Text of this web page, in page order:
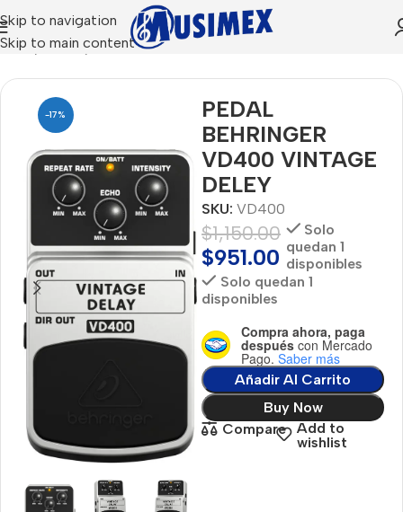
Skip to navigation
Skip to main content
Inicio AUDIO PEDALES PARA GUITARRA Y BAJO
-17%
PEDAL
BEHRINGER
VD400 VINTAGE
DELEY
SKU: VD400
$1,150.00
$951.00
Solo
quedan 1
disponibles
Solo quedan 1
disponibles
Compra ahora, paga
después con Mercado
Pago. Saber más
Añadir Al Carrito
Buy Now
Compare
Add to
wishlist